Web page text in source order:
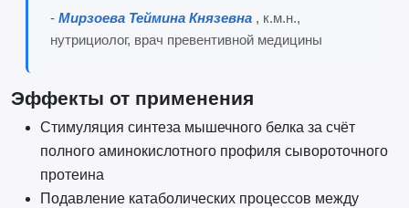
- Мирзоева Теймина Князевна , к.м.н.,
нутрициолог, врач превентивной медицины
Эффекты от применения
Стимуляция синтеза мышечного белка за счёт
полного аминокислотного профиля сывороточного
протеина
Подавление катаболических процессов между